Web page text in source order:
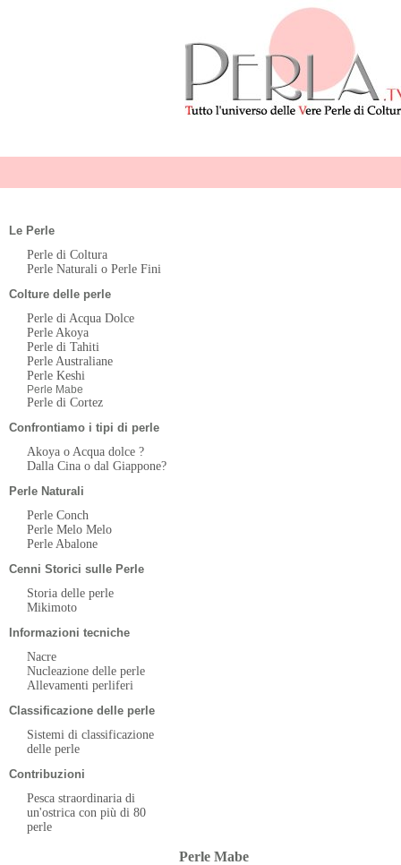
Le Perle
Perle di Coltura
Perle Naturali o Perle Fini
Colture delle perle
Perle di Acqua Dolce
Perle Akoya
Perle di Tahiti
Perle Australiane
Perle Keshi
Perle Mabe
Perle di Cortez
Confrontiamo i tipi di perle
Akoya o Acqua dolce ?
Dalla Cina o dal Giappone?
Perle Naturali
Perle Conch
Perle Melo Melo
Perle Abalone
Cenni Storici sulle Perle
Storia delle perle
Mikimoto
Informazioni tecniche
Nacre
Nucleazione delle perle
Allevamenti perliferi
Classificazione delle perle
Sistemi di classificazione
delle perle
Contribuzioni
Pesca straordinaria di
un'ostrica con più di 80
perle
Perle Mabe